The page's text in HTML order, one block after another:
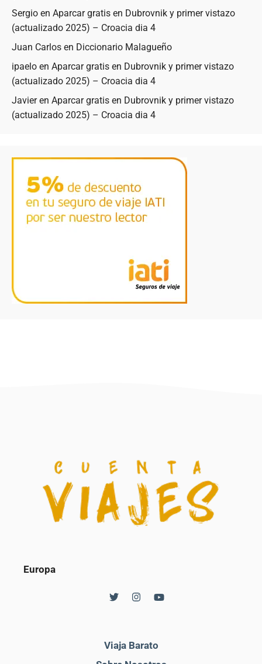
Sergio en Aparcar gratis en Dubrovnik y primer vistazo
(actualizado 2025) – Croacia dia 4
Juan Carlos en Diccionario Malagueño
ipaelo en Aparcar gratis en Dubrovnik y primer vistazo
(actualizado 2025) – Croacia dia 4
Javieren Aparcar gratis en Dubrovnik y primer vistazo
(actualizado 2025) – Croacia dia 4
Europa
Viaja Barato